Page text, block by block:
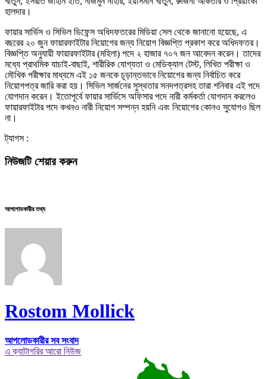
হালদার।
ফায়ার সার্ভিস ও সিভিল ডিফেন্স অধিদফতরের মিডিয়া সেল থেকে জানানো হয়েছে, এ
বছরের ২০ জুন ফায়ারফাইটার নিয়োগের জন্য নিয়োগ বিজ্ঞপ্তি প্রকাশ করে অধিদফতর।
বিজ্ঞপ্তি অনুযায়ী ফায়ারফাইটার (মহিলা) পদে ২ হাজার ৭০৭ জন আবেদন করেন। তাদের
মধ্যে প্রাথমিক যাচাই-বাছাই, শারীরিক যোগ্যতা ও মেডিক্যাল টেস্ট, লিখিত পরীক্ষা ও
মৌখিক পরীক্ষার মাধ্যমে এই ১৫ জনকে চূড়ান্তভাবে নিয়োগের জন্য নির্বাচিত করে
নিয়োগপত্র জারি করা হয়। সিভিল সার্জনের সুস্থতার সনদপত্রসহ তারা শনিবার এই পদে
যোগদান করেন। ইতোপূর্বে ফায়ার সার্ভিসে অফিসার পদে নারী কর্মকর্তা যোগদান করলেও
ফায়ারফাইটার পদে কখনও নারী নিয়োগ সম্পন্ন হয়নি এবং নিয়োগের কোনও সুযোগও ছিল
না।
ট্যাগস :
নিউজটি শেয়ার করুন
আপলোডকারীর তথ্য
Rostom Mollick
আপলোডকারীর সব সংবাদ
এ ক্যাটাগরির আরো নিউজ